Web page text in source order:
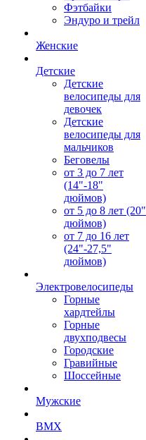
Фэтбайки
Эндуро и трейл
Женские
Детские
Детские
велосипеды для
девочек
Детские
велосипеды для
мальчиков
Беговелы
от 3 до 7 лет
(14"-18"
дюймов)
от 5 до 8 лет (20"
дюймов)
от 7 до 16 лет
(24"-27,5"
дюймов)
Электровелосипеды
Горные
хардтейлы
Горные
двухподвесы
Городские
Гравийные
Шоссейные
Мужские
BMX